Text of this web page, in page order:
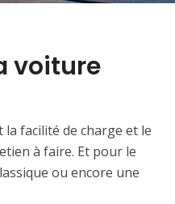
voiture
facilité de charge et le
à faire. Et pour le
ou encore une